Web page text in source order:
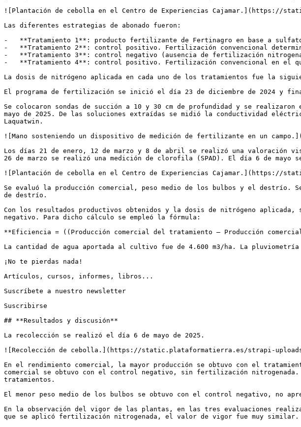
![Plantación de cebolla en el Centro de Experiencias Cajamar.](https://
Las diferentes estrategias de abonado fueron:
-   **Tratamiento 1**: producto fertilizante de Fertinagro en base a sulfato
-   **Tratamiento 2**: control positivo. Fertilización convencional
-   **Tratamiento 3**: control negativo (ausencia de fertilización
-   **Tratamiento 4**: control positivo. Fertilización convencional en el
La dosis de nitrógeno aplicada en cada uno de los tratamientos fue la
El programa de fertilización se inició el día 23 de diciembre de 2024 y
Se colocaron sondas de succión a 10 y 30 cm de profundidad y se
mayo de 2025. De las soluciones extraídas se midió la conductividad
Laquatwin.
![Mano sosteniendo un dispositivo de medición de fertilizante en un
Los días 21 de enero, 12 de marzo y 8 de abril se realizó una valoración
26 de marzo se realizó una medición de clorofila (SPAD). El día 6 de
![Plantación de cebolla en el Centro de Experiencias Cajamar.](https://
Se evaluó la producción comercial, peso medio de los bulbos y el destrío.
de destrío.
Con los resultados productivos obtenidos y la dosis de nitrógeno
negativo. Para dicho cálculo se empleó la fórmula:
**Eficiencia = ((Producción comercial del tratamiento – Producción
La cantidad de agua aportada al cultivo fue de 4.600 m3/ha. La
¡No te pierdas nada!
Artículos, cursos, informes, libros...
Suscríbete a nuestro newsletter
Suscribirse
## **Resultados y discusión**
La recolección se realizó el día 6 de mayo de 2025.
![Recolección de cebolla.](https://static.plataformatierra.es/strapi-uploads/
En el rendimiento comercial, la mayor producción se obtuvo con el
comercial se obtuvo con el control negativo, sin fertilización
tratamientos.
El menor peso medio de los bulbos se obtuvo con el control negativo,
En la observación del vigor de las plantas, en las tres evaluaciones
que se aplicó fertilización nitrogenada, el valor de vigor fue muy similar.